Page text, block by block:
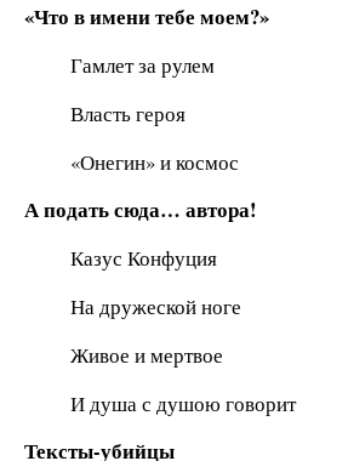
«Что в имени тебе моем?»
Гамлет за рулем
Власть героя
«Онегин» и космос
А подать сюда… автора!
Казус Конфуция
На дружеской ноге
Живое и мертвое
И душа с душою говорит
Тексты-убийцы